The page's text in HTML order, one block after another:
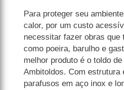
Para proteger seu
calor, por um custo
necessitar fazer obras que
como poeira, barulho e
melhor produto é o toldo
Ambitoldos. Com estrutura
parafusos em aço inox e